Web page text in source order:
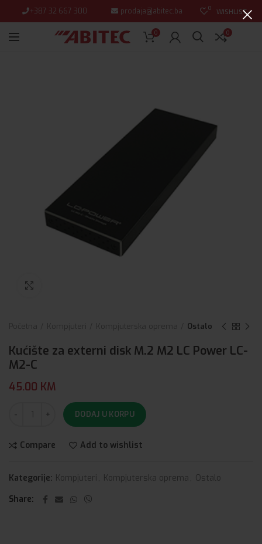
+387 32 667 300 prodaja@abitec.ba 0 WISHLIST
0 0
Ostalo
Kućište za externi disk M.2 M2 LC Power LC-
M2-C
45.00 KM
DODAJ U KORPU
Compare Add to wishlist
Kategorije: Kompjuteri , Kompjuterska oprema , Ostalo
Share